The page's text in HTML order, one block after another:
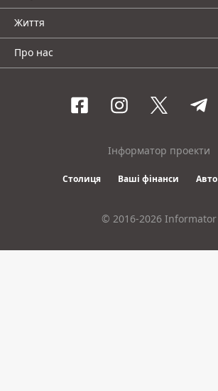
Життя
Про нас
Інформатор проекти
Столиця Ваші фінанси Авто
© 2016-2026 Informator